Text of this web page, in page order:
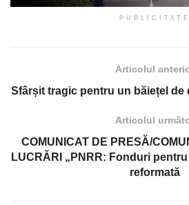
PUBLICITATE
Articolul
Sfârșit tragic pentru un băiețel de
Articolul
COMUNICAT DE PRESĂ/
LUCRĂRI „PNRR: Fonduri
reformată